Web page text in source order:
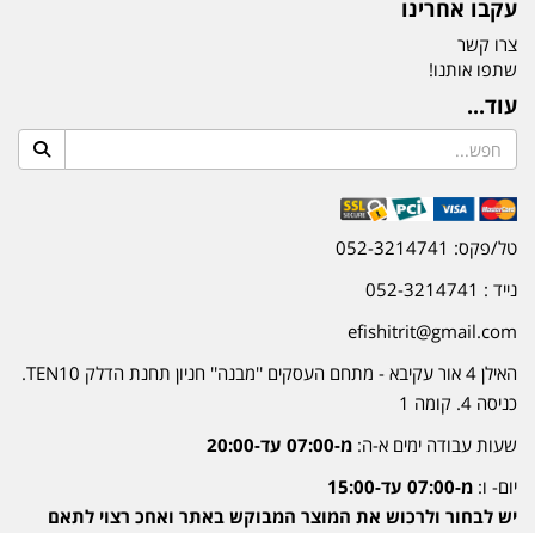
עקבו אחרינו
צרו קשר
שתפו אותנו!
עוד...
טל/פקס: 052-3214741
נייד : 052-3214741
efishitrit@gmail.com
האילן 4 אור עקיבא - מתחם העסקים ''מבנה'' חניון תחנת הדלק TEN10.
כניסה 4. קומה 1
שעות עבודה ימים א-ה: מ-07:00 עד-20:00
יום- ו: מ-07:00 עד-15:00
יש לבחור ולרכוש את המוצר המבוקש באתר ואחכ רצוי לתאם